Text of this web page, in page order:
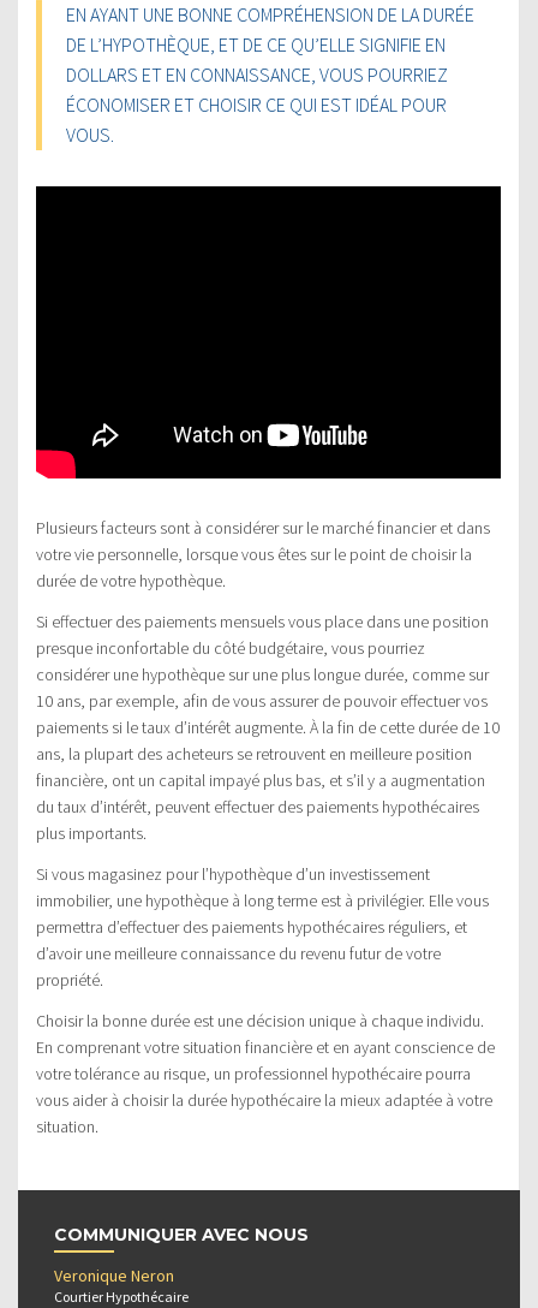
EN AYANT UNE BONNE COMPRÉHENSION DE LA DURÉE
DE L’HYPOTHÈQUE, ET DE CE QU’ELLE SIGNIFIE EN
DOLLARS ET EN CONNAISSANCE, VOUS POURRIEZ
ÉCONOMISER ET CHOISIR CE QUI EST IDÉAL POUR
VOUS.
Plusieurs facteurs sont à considérer sur le marché financier et dans
votre vie personnelle, lorsque vous êtes sur le point de choisir la
durée de votre hypothèque.
Si effectuer des paiements mensuels vous place dans une position
presque inconfortable du côté budgétaire, vous pourriez
considérer une hypothèque sur une plus longue durée, comme sur
10 ans, par exemple, afin de vous assurer de pouvoir effectuer vos
paiements si le taux d’intérêt augmente. À la fin de cette durée de 10
ans, la plupart des acheteurs se retrouvent en meilleure position
financière, ont un capital impayé plus bas, et s’il y a augmentation
du taux d’intérêt, peuvent effectuer des paiements hypothécaires
plus importants.
Si vous magasinez pour l’hypothèque d’un investissement
immobilier, une hypothèque à long terme est à privilégier. Elle vous
permettra d’effectuer des paiements hypothécaires réguliers, et
d’avoir une meilleure connaissance du revenu futur de votre
propriété.
Choisir la bonne durée est une décision unique à chaque individu.
En comprenant votre situation financière et en ayant conscience de
votre tolérance au risque, un professionnel hypothécaire pourra
vous aider à choisir la durée hypothécaire la mieux adaptée à votre
situation.
COMMUNIQUER AVEC NOUS
Veronique Neron
Courtier Hypothécaire